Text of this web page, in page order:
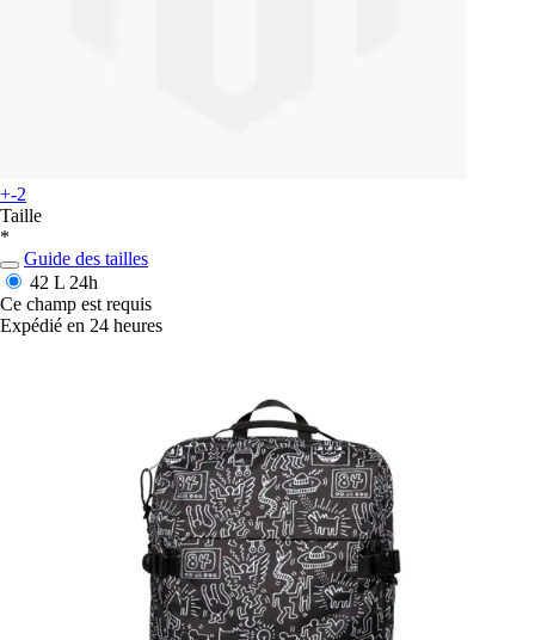
+-2
Taille
*
Guide des tailles
42 L 24h
Ce champ est requis
Expédié en 24 heures